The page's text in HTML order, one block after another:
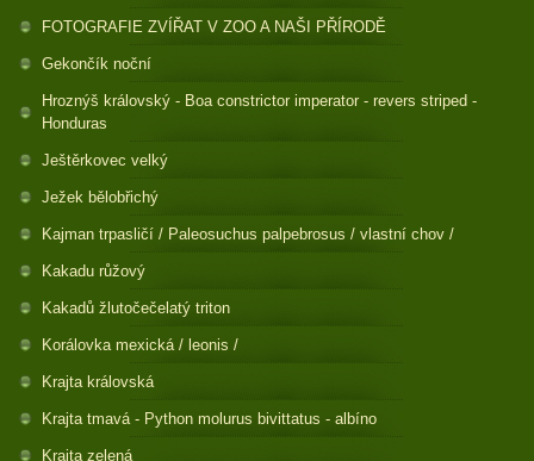
FOTOGRAFIE ZVÍŘAT V ZOO A NAŠI PŘÍRODĚ
Gekončík noční
Hroznýš královský - Boa constrictor imperator - revers striped -
Honduras
Ještěrkovec velký
Ježek bělobřichý
Kajman trpasličí / Paleosuchus palpebrosus / vlastní chov /
Kakadu růžový
Kakadů žlutočečelatý triton
Korálovka mexická / leonis /
Krajta královská
Krajta tmavá - Python molurus bivittatus - albíno
Krajta zelená